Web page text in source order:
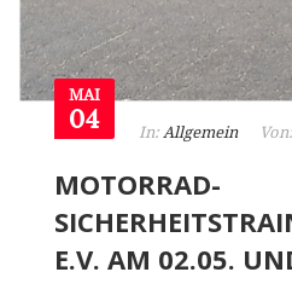
MAI
04 In: Allgemein Von:
MOTORRAD-
E.V. AM 02.05.